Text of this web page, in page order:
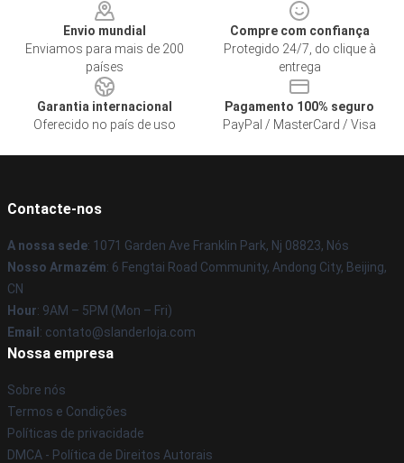
Envio mundial
Enviamos para mais de 200
países
Compre com confiança
Protegido 24/7, do clique à
entrega
Garantia internacional
Oferecido no país de uso
Pagamento 100% seguro
PayPal / MasterCard / Visa
Contacte-nos
A nossa sede: 1071 Garden Ave Franklin Park, Nj 08823, Nós
Nosso Armazém: 6 Fengtai Road Community, Andong City, Beijing,
CN
Hour: 9AM – 5PM (Mon – Fri)
Email : contato@slanderloja.com
Nossa empresa
Sobre nós
Termos e Condições
Políticas de privacidade
DMCA - Política de Direitos Autorais